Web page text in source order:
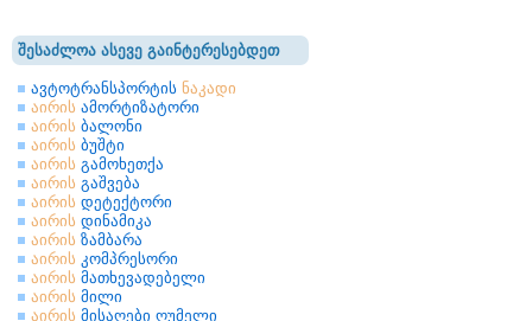
შესაძლოა ასევე გაინტერესებდეთ
ავტოტრანსპორტის ნაკადი
აირის ამორტიზატორი
აირის ბალონი
აირის ბუშტი
აირის გამოხეთქა
აირის გაშვება
აირის დეტექტორი
აირის დინამიკა
აირის ზამბარა
აირის კომპრესორი
აირის მათხევადებელი
აირის მილი
აირის მისაღები ღუმელი